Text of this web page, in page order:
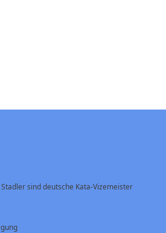
sind deutsche Kata-Vizemeister